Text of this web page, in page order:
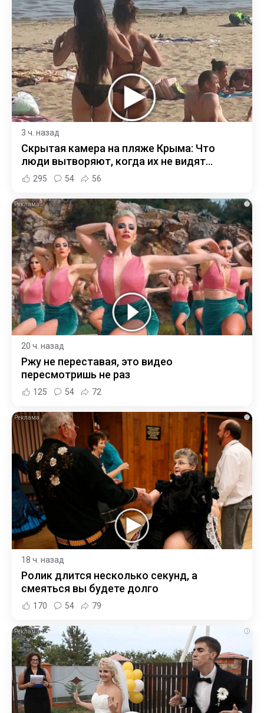
3 ч. назад
Скрытая камера на пляже Крыма: Что
люди вытворяют, когда их не видят...
295 54 56
i
20 ч. назад
Ржу не переставая, это видео
пересмотришь не раз
125 54 72
i
18 ч. назад
Ролик длится несколько секунд, а
смеяться вы будете долго
170 54 79
i